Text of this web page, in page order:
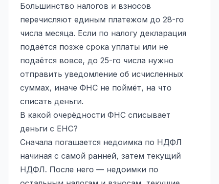
Большинство налогов и взносов
перечисляют единым платежом до 28-го
числа месяца. Если по налогу декларация
подаётся позже срока уплаты или не
подаётся вовсе, до 25-го числа нужно
отправить уведомление об исчисленных
суммах, иначе ФНС не поймёт, на что
списать деньги.
В какой очерёдности ФНС списывает
деньги с ЕНС?
Сначала погашается недоимка по НДФЛ
начиная с самой ранней, затем текущий
НДФЛ. После него — недоимки по